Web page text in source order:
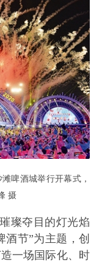
啤酒城举行开幕式，
摄
璨夺目的灯光焰
酒节”为主题，创
一场国际化、时